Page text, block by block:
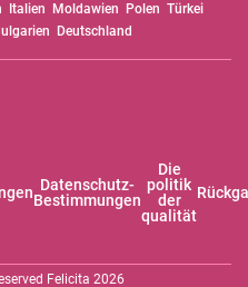
Italien Moldawien Polen Türkei
Deutschland
Datenschutz-
Bestimmungen
Die
politik
der
qualität
Felicita 2026